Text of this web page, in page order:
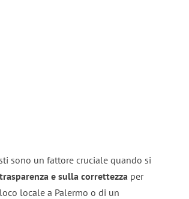
sono un fattore cruciale quando si
trasparenza e sulla correttezza per
locale a Palermo o di un